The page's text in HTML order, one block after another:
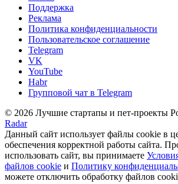
Поддержка
Реклама
Политика конфиденциальности
Пользовательское соглашение
Telegram
VK
YouTube
Habr
Групповой чат в Telegram
© 2026 Лучшие стартапы и пет-проекты
Radar
Данный сайт использует файлы cookie в
обеспечения корректной работы сайта.
использовать сайт, вы принимаете
файлов cookie и Политику
можете отключить обработку файлов